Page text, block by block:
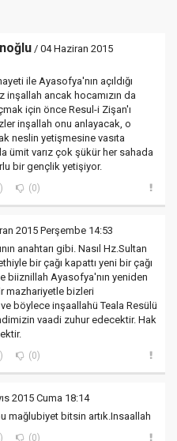
/ 04 Haziran 2015
ile Ayasofya'nın açıldığı
inşallah ancak hocamızın da
için önce Resul-i Zişan'ı
inşallah onu anlayacak, o
neslin yetişmesine vasıta
ümit varız çok şükür her sahada
bir gençlik yetişiyor.
(0)
2015 Perşembe 14:53
anahtarı gibi. Nasıl Hz.Sultan
bir çağı kapattı yeni bir çağı
biiznillah Ayasofya'nın yeniden
mazhariyetle bizleri
böylece inşaallahü Teala Resülü
vaadi zuhur edecektir. Hak
(0)
2015 Cuma 18:14
mağlubiyet bitsin artık.Insaallah
(0)